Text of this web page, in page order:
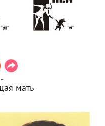
мать